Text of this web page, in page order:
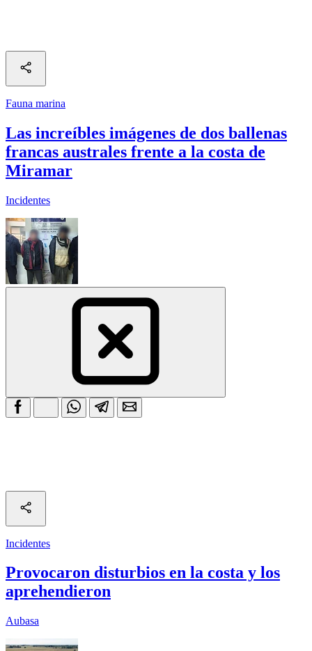
Fauna marina
Las increíbles imágenes de dos ballenas
francas australes frente a la costa de
Miramar
Incidentes
Incidentes
Provocaron disturbios en la costa y los
aprehendieron
Aubasa